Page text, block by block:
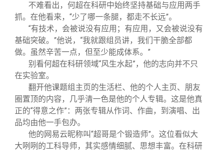
不难看出，何超在科研中始终坚持基础与应用两手
抓。在他看来，“少了哪一条腿，都走不长远”。
“有技术，会被说没有应用；有应用，又会被说没有
基础突破。”他说，“我就跟组员讲，我们干脆全部都
做。虽然辛苦一点，但至少能成体系。”
别看何超在科研领域“风生水起”，他的志向并不只
在实验室。
翻开他课题组主页的生活栏、他的个人主页、朋友
圈置顶的内容，几乎清一色是他的个人专辑。这是他真
正的“得意之作”：两张专辑从作词、作曲，到演唱、出
品均由他一手包办。
他的网易云昵称叫“超哥是个锻造师”。这位看似大
大咧咧的工科导师，其实感情细腻、思想丰富。在科研